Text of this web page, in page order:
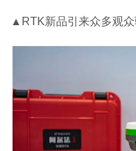
▲RTK新品引来众多观